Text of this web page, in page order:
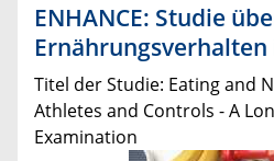
ENHANCE: Studie
​​Titel der Studie: Eating and
Athletes and Controls - A
Examination